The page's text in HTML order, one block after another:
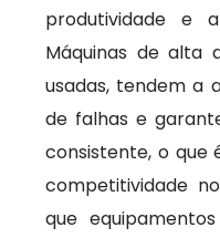
produtividade e
Máquinas de alta
usadas, tendem a
de falhas e
consistente, o que
competitividade
que